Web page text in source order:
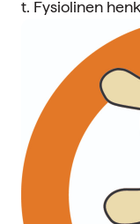
t. Fysiolinen